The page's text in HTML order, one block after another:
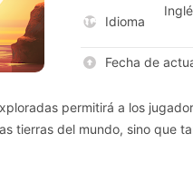
Idioma
Fecha de
permitirá a los
tierras del mundo, sino que